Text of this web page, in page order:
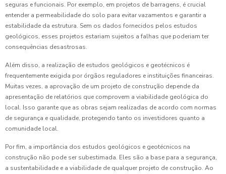
seguras e funcionais. Por exemplo, em projetos de barragens, é crucial
entender a permeabilidade do solo para evitar vazamentos e garantir a
estabilidade da estrutura. Sem os dados fornecidos pelos estudos
geológicos, esses projetos estariam sujeitos a falhas que poderiam ter
consequências desastrosas.
Além disso, a realização de estudos geológicos e geotécnicos é
frequentemente exigida por órgãos reguladores e instituições financeiras.
Muitas vezes, a aprovação de um projeto de construção depende da
apresentação de relatórios que comprovem a viabilidade geológica do
local. Isso garante que as obras sejam realizadas de acordo com normas
de segurança e qualidade, protegendo tanto os investidores quanto a
comunidade local.
Por fim, a importância dos estudos geológicos e geotécnicos na
construção não pode ser subestimada. Eles são a base para a segurança,
a sustentabilidade e a viabilidade de qualquer projeto de construção. Ao